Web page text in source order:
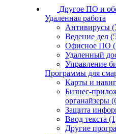
Другое ПО и
Удаленная работа
Антивирусы
Ведение дел
Офисное ПО
Удаленный
Управление
Программы для
Карты и
Бизнес-
органайзеры
Защита
Ввод текста
Другие